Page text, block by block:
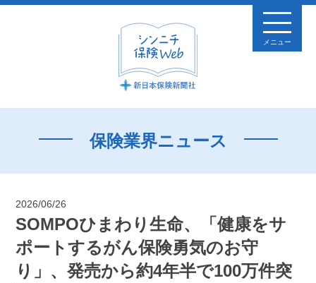
メニュー
保険業界ニュース
2026/06/26
SOMPOひまわり生命、「健康をサ
ポートするがん保険勇気のお守
り」、発売から約4年半で100万件突